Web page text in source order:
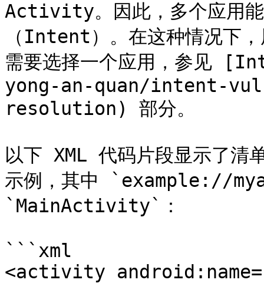
Activity。因此，多个应用能
（Intent）。在这种情况下
需要选择一个应用，参
yong-an-quan/intent-
resolution) 部分。
以下 XML 代码片段显示了
示例，其中 `example://
`MainActivity`：
```xml
<activity